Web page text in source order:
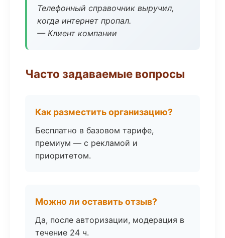
Телефонный справочник выручил,
когда интернет пропал.
— Клиент компании
Часто задаваемые вопросы
Как разместить организацию?
Бесплатно в базовом тарифе,
премиум — с рекламой и
приоритетом.
Можно ли оставить отзыв?
Да, после авторизации, модерация в
течение 24 ч.